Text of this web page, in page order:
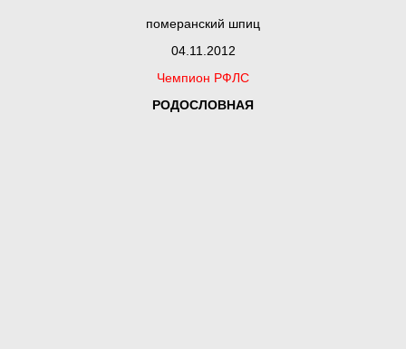
померанский шпиц
04.11.2012
Чемпион РФЛС
РОДОСЛОВНАЯ